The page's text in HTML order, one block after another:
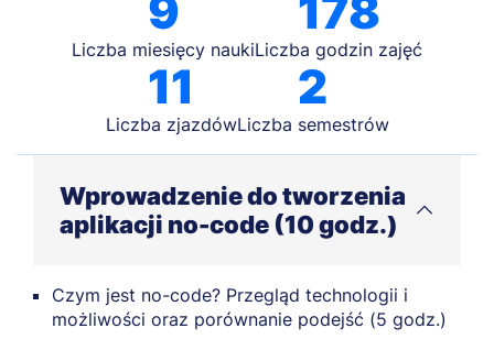
Liczba miesięcy naukiLiczba godzin zajęć
11
Liczba zjazdów
2
Liczba semestrów
Wprowadzenie do tworzenia
aplikacji no-code (10 godz.)
Czym jest no-code? Przegląd technologii i
możliwości oraz porównanie podejść (5 godz.)